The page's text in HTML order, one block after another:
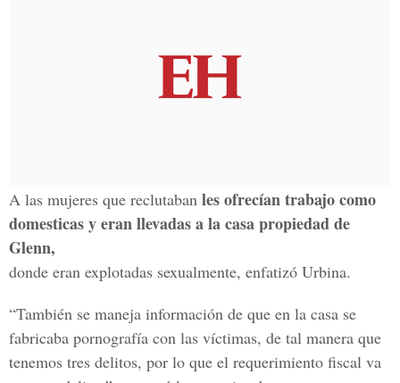
A las mujeres que reclutaban les ofrecían trabajo como
domesticas y eran llevadas a la casa propiedad de
Glenn,
donde eran explotadas sexualmente, enfatizó Urbina.
“También se maneja información de que en la casa se
fabricaba pornografía con las víctimas, de tal manera que
tenemos tres delitos, por lo que el requerimiento fiscal va